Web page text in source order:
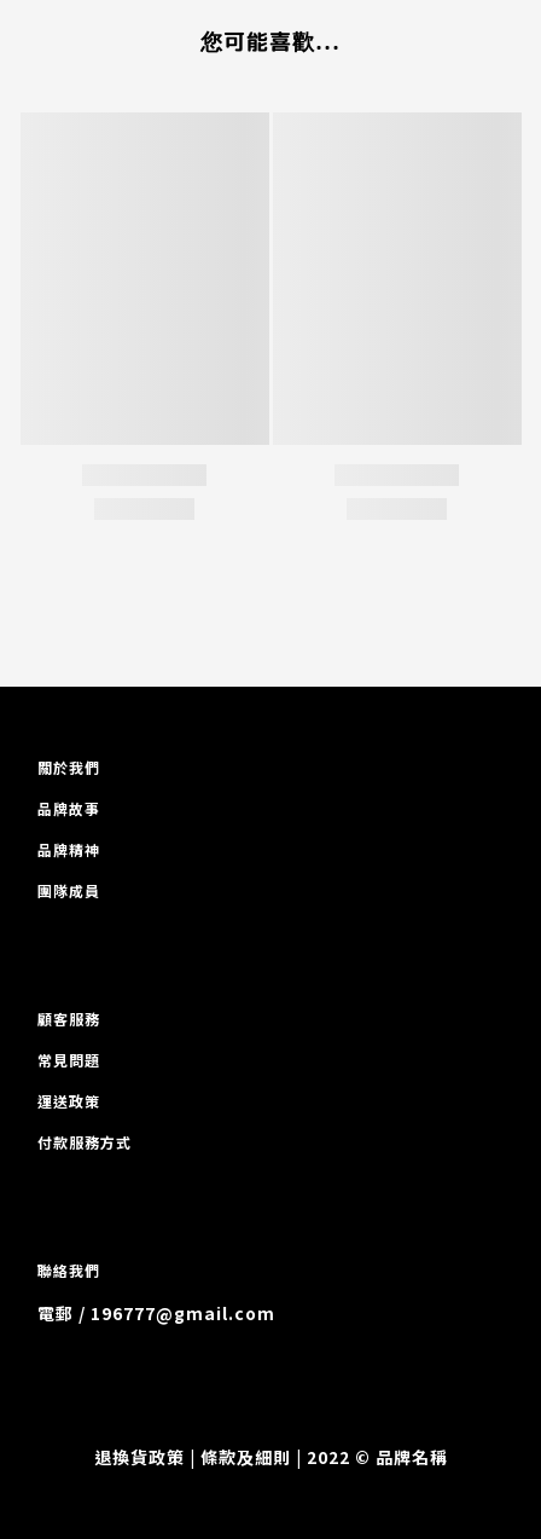
您可能喜歡...
關於我們
品牌故事
品牌精神
團隊成員
顧客服務
常見問題
運送政策
付款服務方式
聯絡我們
電郵 / 196777@gmail.com
退換貨政策 | 條款及細則 | 2022 © 品牌名稱